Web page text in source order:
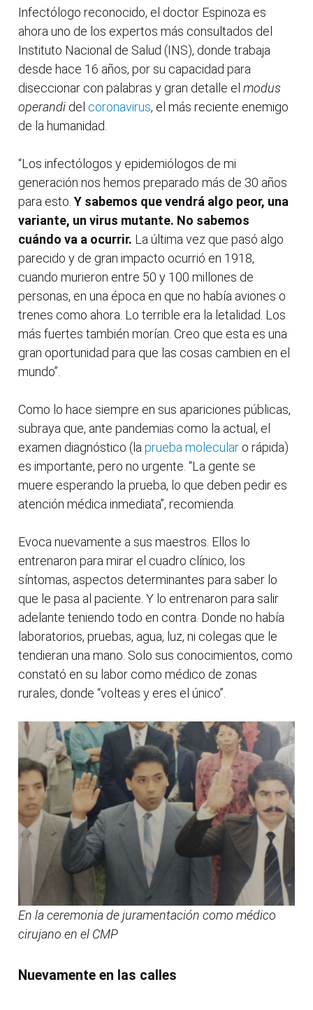
Infectólogo reconocido, el doctor Espinoza es
ahora uno de los expertos más consultados del
Instituto Nacional de Salud (INS), donde trabaja
desde hace 16 años, por su capacidad para
diseccionar con palabras y gran detalle el modus
operandi del coronavirus, el más reciente enemigo
de la humanidad.
“Los infectólogos y epidemiólogos de mi
generación nos hemos preparado más de 30 años
para esto. Y sabemos que vendrá algo peor, una
variante, un virus mutante. No sabemos
cuándo va a ocurrir. La última vez que pasó algo
parecido y de gran impacto ocurrió en 1918,
cuando murieron entre 50 y 100 millones de
personas, en una época en que no había aviones o
trenes como ahora. Lo terrible era la letalidad. Los
más fuertes también morían. Creo que esta es una
gran oportunidad para que las cosas cambien en el
mundo”.
Como lo hace siempre en sus apariciones públicas,
subraya que, ante pandemias como la actual, el
examen diagnóstico (la prueba molecular o rápida)
es importante, pero no urgente. “La gente se
muere esperando la prueba, lo que deben pedir es
atención médica inmediata”, recomienda.
Evoca nuevamente a sus maestros. Ellos lo
entrenaron para mirar el cuadro clínico, los
síntomas, aspectos determinantes para saber lo
que le pasa al paciente. Y lo entrenaron para salir
adelante teniendo todo en contra. Donde no había
laboratorios, pruebas, agua, luz, ni colegas que le
tendieran una mano. Solo sus conocimientos, como
constató en su labor como médico de zonas
rurales, donde “volteas y eres el único”.
En la ceremonia de juramentación como médico
cirujano en el CMP
Nuevamente en las calles